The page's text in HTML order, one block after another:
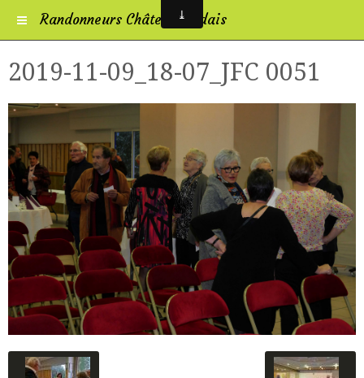
Randonneurs Châtelleraudais
2019-11-09_18-07_JFC 0051